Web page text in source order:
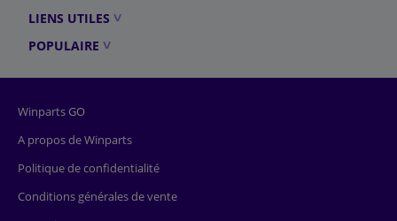
LIENS UTILES
POPULAIRE
Winparts GO
A propos de Winparts
Politique de confidentialité
Conditions générales de vente